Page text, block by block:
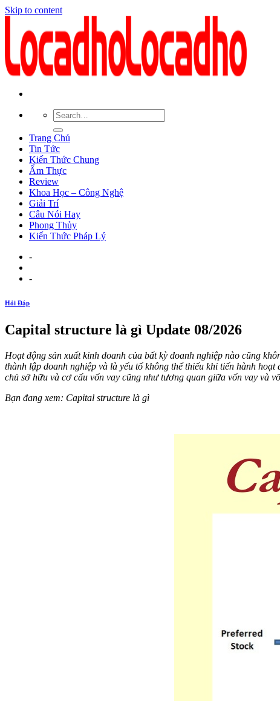
Skip to content
Trang Chủ
Tin Tức
Kiến Thức Chung
Ẩm Thực
Review
Khoa Học – Công Nghệ
Giải Trí
Câu Nói Hay
Phong Thủy
Kiến Thức Pháp Lý
-
-
Hỏi Đáp
Capital structure là gì Update 08/2026
Hoạt động sản xuất kinh doanh của bất kỳ doanh nghiệp nào cũng
thành lập doanh nghiệp và là yếu tố không thể thiếu khi tiến hành
chủ sở hữu và cơ cấu vốn vay cũng như tương quan giữa vốn vay và
Bạn đang xem: Capital structure là gì